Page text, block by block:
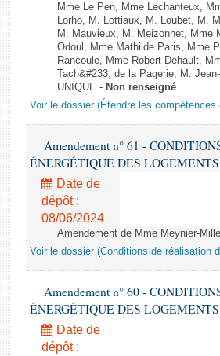
Mme Le Pen, Mme Lechanteux,
Lorho, M. Lottiaux, M. Loubet, M.
M. Mauvieux, M. Meizonnet, Mme
Odoul, Mme Mathilde Paris, Mme
Rancoule, Mme Robert-Dehault,
Tach&#233; de la Pagerie, M.
UNIQUE - Non renseigné
Voir le dossier (Étendre les compétences
Amendement n° 61 -
ÉNERGÉTIQUE DES LOGEMENTS
Date de
dépôt :
08/06/2024
Amendement de Mme Meynier-
Voir le dossier (Conditions de réalisation
Amendement n° 60 -
ÉNERGÉTIQUE DES LOGEMENTS
Date de
dépôt :